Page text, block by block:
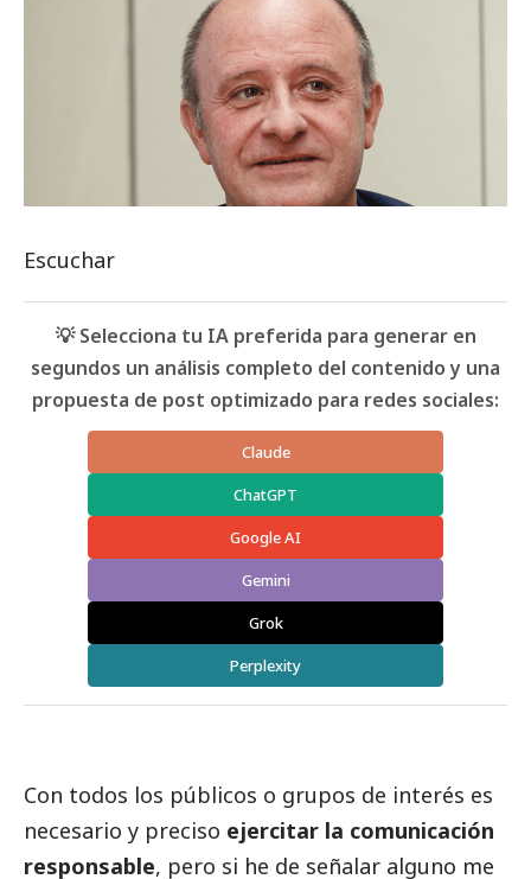
Escuchar
💡 Selecciona tu IA preferida para generar en
segundos un análisis completo del contenido y una
propuesta de post optimizado para redes sociales:
Claude
ChatGPT
Google AI
Gemini
Grok
Perplexity
Con todos los públicos o grupos de interés es
necesario y preciso ejercitar la comunicación
responsable, pero si he de señalar alguno me